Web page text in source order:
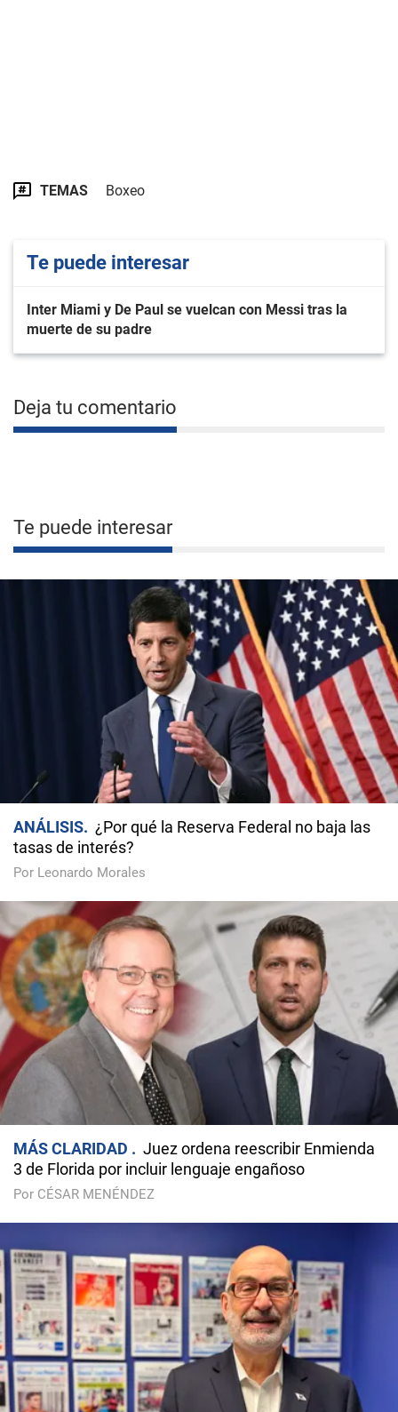
TEMAS Boxeo
Te puede interesar
Inter Miami y De Paul se vuelcan con Messi tras la
muerte de su padre
Deja tu comentario
Te puede interesar
ANÁLISIS
¿Por qué la Reserva Federal no baja las
tasas de interés?
Por Leonardo Morales
MÁS CLARIDAD
Juez ordena reescribir Enmienda
3 de Florida por incluir lenguaje engañoso
Por CÉSAR MENÉNDEZ